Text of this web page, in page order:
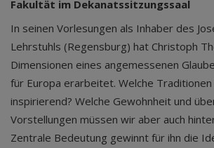
Fakultät im Dekanatssitzungssaal
In seinen Vorlesungen als Inhaber des
Lehrstuhls (Regensburg) hat Christoph
Dimensionen eines angemessenen
für Europa erarbeitet. Welche
inspirierend? Welche Gewohnheit und
Vorstellungen müssen wir aber auch
Zentrale Bedeutung gewinnt für ihn die